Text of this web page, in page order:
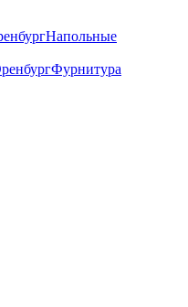
Напольные
Фурнитура